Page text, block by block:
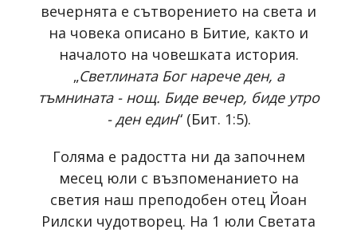
вечернята е сътворението на света и
на човека описано в Битие, както и
началото на човешката история.
„Светлината Бог нарече ден, а
тъмнината - нощ. Биде вечер, биде утро
- ден един“ (Бит. 1:5).
Голяма е радостта ни да започнем
месец юли с възпоменанието на
светия наш преподобен отец Йоан
Рилски чудотворец. На 1 юли Светата